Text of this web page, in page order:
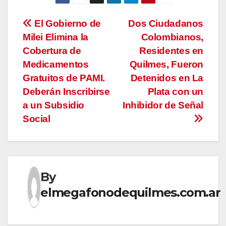
Navegación
de
entradas
Dos Ciudadanos
Colombianos,
Residentes en
Quilmes, Fueron
Detenidos en La
Plata con un
Inhibidor de Señal
El Gobierno de
Milei Elimina la
Cobertura de
Medicamentos
Gratuitos de PAMI.
Deberán Inscribirse
a un Subsidio
Social
By
elmegafonodequilmes.com.ar